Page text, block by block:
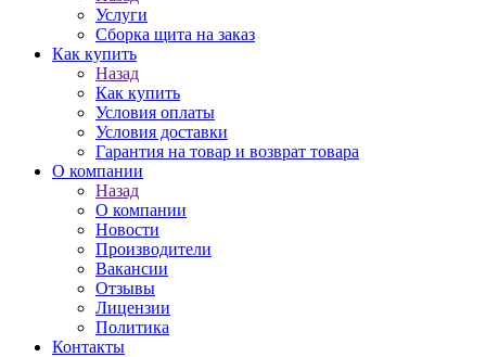
Услуги
Сборка щита на заказ
Как купить
Назад
Как купить
Условия оплаты
Условия доставки
Гарантия на товар и возврат товара
О компании
Назад
О компании
Новости
Производители
Вакансии
Отзывы
Лицензии
Политика
Контакты